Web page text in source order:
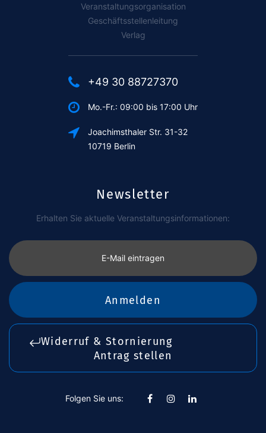
Veranstaltungsorganisation
Geschäftsstellenleitung
Verlag
+49 30 88727370
Mo.-Fr.: 09:00 bis 17:00 Uhr
Joachimsthaler Str. 31-32
10719 Berlin
Newsletter
Erhalten Sie aktuelle Veranstaltungsinformationen:
E-Mail eintragen
Anmelden
Widerruf & Stornierung
Antrag stellen
Folgen Sie uns: